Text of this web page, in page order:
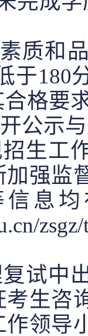
和品
于180
格要
示与
工作
强监
息
中出
生咨
领导